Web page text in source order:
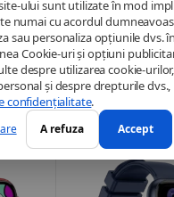
ului sunt utilizate în mod
numai cu acordul
sau personaliza opțiunile dvs.
Cookie-uri și opțiuni
despre utilizarea cookie-
și despre drepturile dvs.,
confidențialitate.
A refuza Accept
49,90€
Montre
Montre connectée
IGO Watch 3 Partel
vocal – Fréquence
IP67 – Bluetooth 5.3